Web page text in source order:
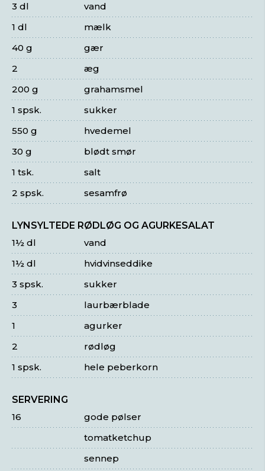
vand
3 dl
mælk
1 dl
gær
40 g
æg
2
grahamsmel
200 g
sukker
1 spsk.
hvedemel
550 g
blødt smør
30 g
salt
1 tsk.
sesamfrø
2 spsk.
LYNSYLTEDE RØDLØG OG AGURKESALAT
vand
1½ dl
hvidvinseddike
1½ dl
sukker
3 spsk.
laurbærblade
3
agurker
1
rødløg
2
hele peberkorn
1 spsk.
SERVERING
gode pølser
16
tomatketchup
sennep